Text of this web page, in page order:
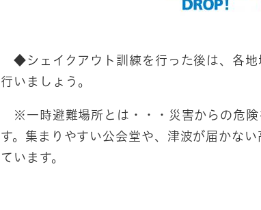
◆シェイクアウト訓練を行った後は、各地
行いましょう。
※一時避難場所とは・・・災害からの危険
す。集まりやすい公会堂や、津波が届かな
ています。